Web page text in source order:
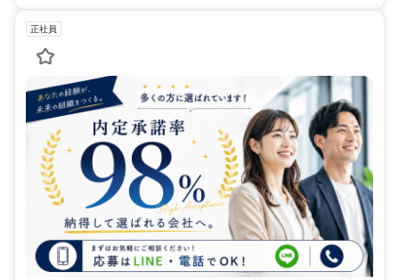
正社員